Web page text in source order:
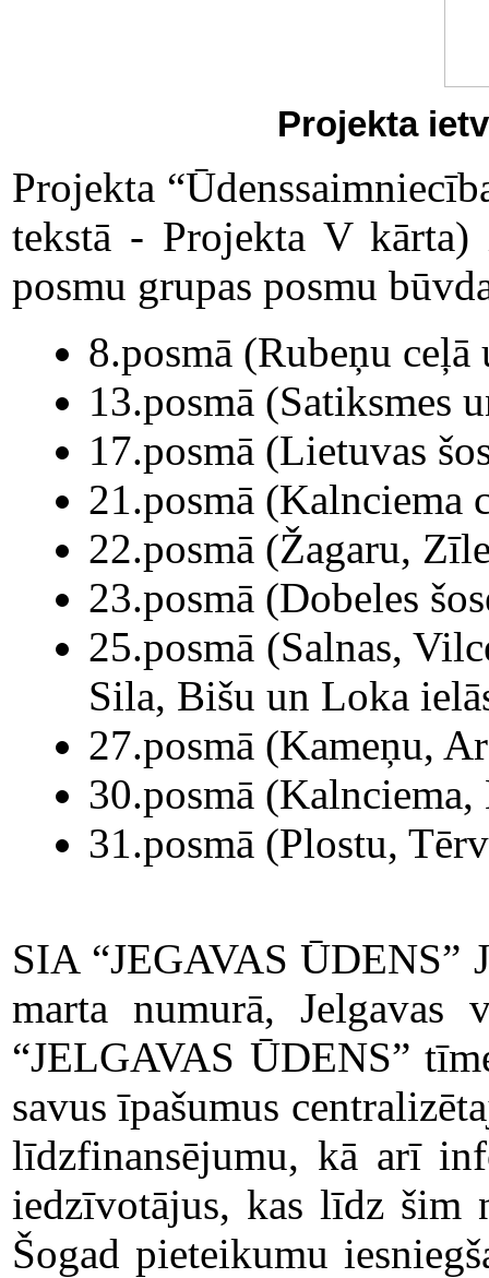
Projekta
Projekta
tekstā - Projekta V kārta)
posmu grupas posmu
8.posmā (Rubeņu ceļā
13.posmā (Satiksmes
17.posmā (Lietuvas
21.posmā (Kalnciema
22.posmā (Žagaru,
23.posmā (Dobeles
25.posmā (Salnas,
Sila, Bišu un Loka
27.posmā (Kameņu,
30.posmā
31.posmā (Plostu,
SIA “JEGAVAS ŪDENS”
marta numurā, Jelgavas
“JELGAVAS ŪDENS”
savus īpašumus
līdzfinansējumu, kā arī
iedzīvotājus, kas līdz šim
Šogad pieteikumu